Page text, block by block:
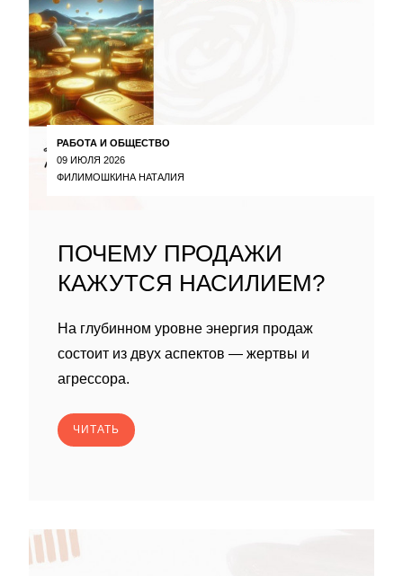
РАБОТА И ОБЩЕСТВО
09 ИЮЛЯ 2026
ФИЛИМОШКИНА НАТАЛИЯ
ПОЧЕМУ ПРОДАЖИ
КАЖУТСЯ НАСИЛИЕМ?
На глубинном уровне энергия продаж
состоит из двух аспектов — жертвы и
агрессора.
ЧИТАТЬ